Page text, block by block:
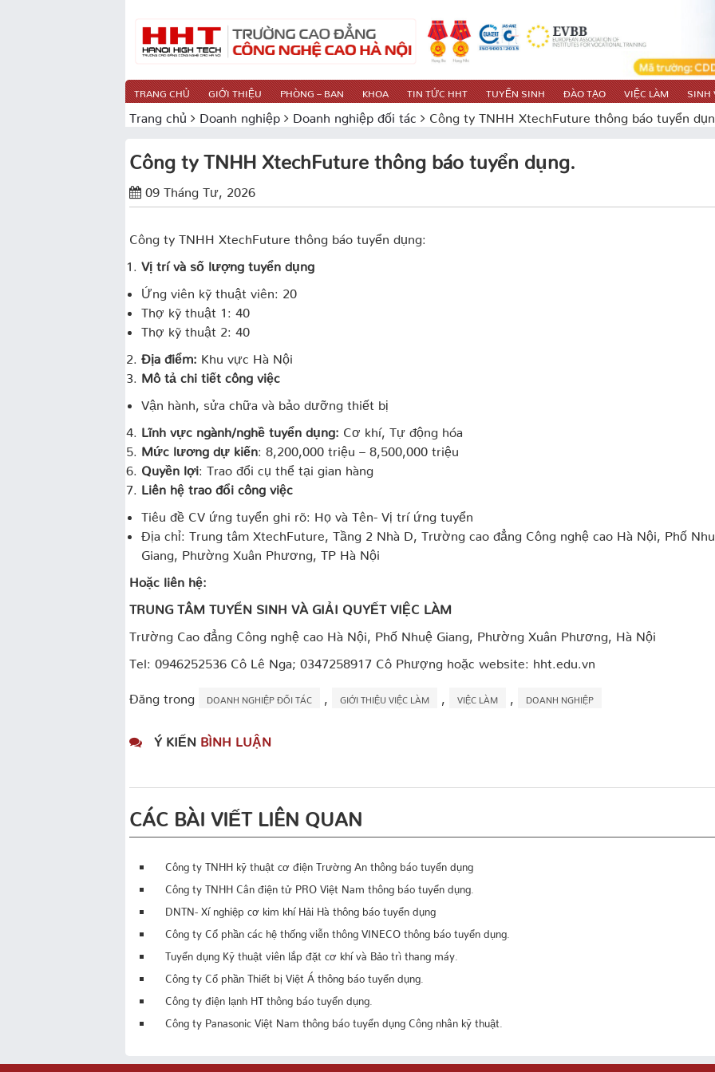
TRANG CHỦ GIỚI THIỆU PHÒNG – BAN KHOA TIN TỨC HHT TUYỂN SINH ĐÀO TẠO VIỆC LÀM SINH
Trang chủ Doanh nghiệp Doanh nghiệp đối tác Công ty TNHH XtechFuture thông báo tuyển
Công ty TNHH XtechFuture thông báo tuyển dụng.
09 Tháng Tư, 2026
Công ty TNHH XtechFuture thông báo tuyển dụng:
Vị trí và số lượng tuyển dụng
Ứng viên kỹ thuật viên: 20
Thợ kỹ thuật 1: 40
Thợ kỹ thuật 2: 40
Địa điểm: Khu vực Hà Nội
Mô tả chi tiết công việc
Vận hành, sửa chữa và bảo dưỡng thiết bị
Lĩnh vực ngành/nghề tuyển dụng: Cơ khí, Tự động hóa
Mức lương dự kiến: 8,200,000 triệu – 8,500,000 triệu
Quyền lợi: Trao đổi cụ thể tại gian hàng
Liên hệ trao đổi công việc
Tiêu đề CV ứng tuyển ghi rõ: Họ và Tên- Vị trí ứng tuyển
Địa chỉ: Trung tâm XtechFuture, Tầng 2 Nhà D, Trường cao đẳng Công nghệ cao Hà Nội, Phố
Giang, Phường Xuân Phương, TP Hà Nội
Hoặc liên hệ:
TRUNG TÂM TUYỂN SINH VÀ GIẢI QUYẾT VIỆC LÀM
Trường Cao đẳng Công nghệ cao Hà Nội, Phố Nhuệ Giang, Phường Xuân Phương, Hà Nội
Tel: 0946252536 Cô Lê Nga; 0347258917 Cô Phượng hoặc website: hht.edu.vn
Đăng trong DOANH NGHIỆP ĐỐI TÁC GIỚI THIỆU VIỆC LÀM VIỆC LÀM DOANH NGHIỆP
Ý KIẾN BÌNH LUẬN
CÁC BÀI VIẾT LIÊN QUAN
Công ty TNHH kỹ thuật cơ điện Trường An thông báo tuyển dụng
Công ty TNHH Cân điện tử PRO Việt Nam thông báo tuyển dụng.
DNTN- Xí nghiệp cơ kim khí Hải Hà thông báo tuyển dụng
Công ty Cổ phần các hệ thống viễn thông VINECO thông báo tuyển dụng.
Tuyển dụng Kỹ thuật viên lắp đặt cơ khí và Bảo trì thang máy.
Công ty Cổ phần Thiết bị Việt Á thông báo tuyển dụng.
Công ty điện lạnh HT thông báo tuyển dụng.
Công ty Panasonic Việt Nam thông báo tuyển dụng Công nhân kỹ thuật.